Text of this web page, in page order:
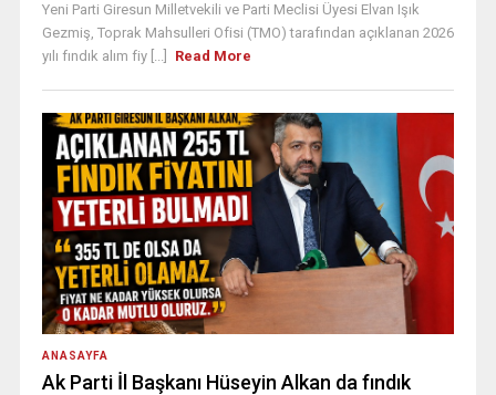
Yeni Parti Giresun Milletvekili ve Parti Meclisi Üyesi Elvan Işık
Gezmiş, Toprak Mahsulleri Ofisi (TMO) tarafından açıklanan 2026
yılı fındık alım fiy [...]
Read More
ANASAYFA
Ak Parti İl Başkanı Hüseyin Alkan da fındık